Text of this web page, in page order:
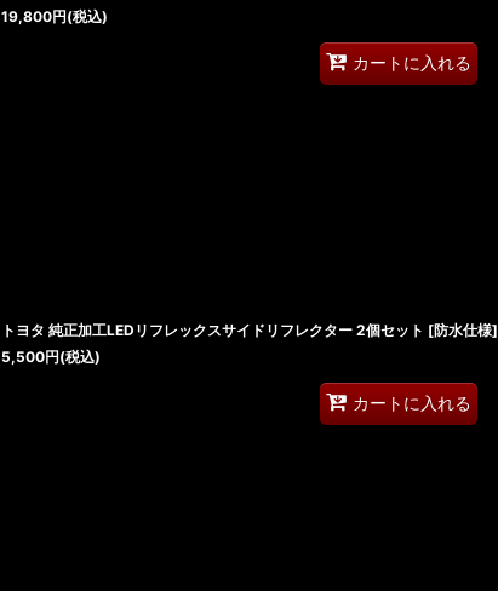
19,800円(税込)
カートに入れる
トヨタ 純正加工LEDリフレックスサイドリフレクター 2個セット [防水仕様]
5,500円(税込)
カートに入れる